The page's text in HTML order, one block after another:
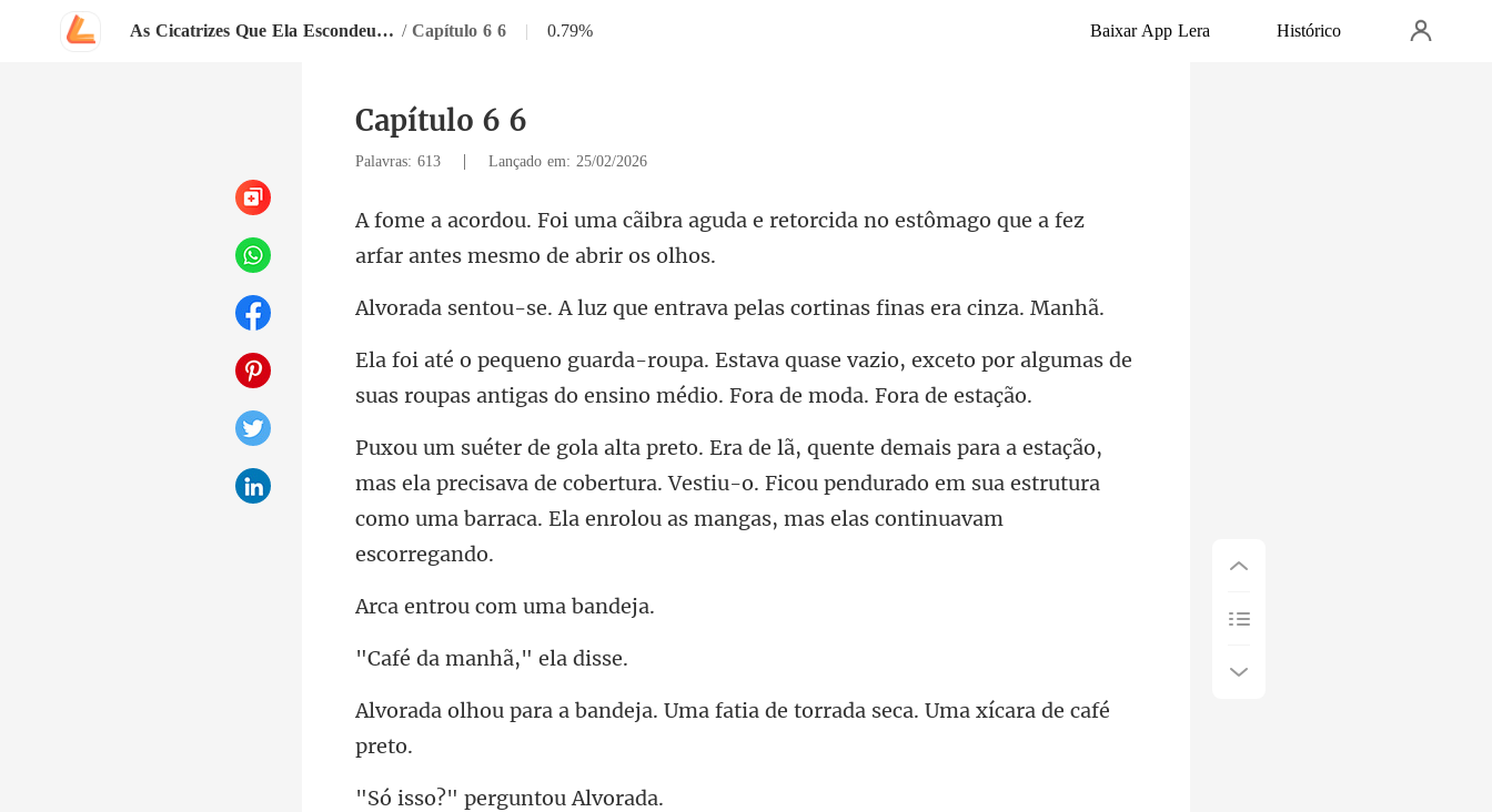
As Cicatrizes Que Ela Escondeu do Mundo / Capítulo 6 6 | 0.79% Baixar App Lera Histórico
Capítulo 6 6
Palavras: 613 | Lançado em: 25/02/2026
da e retorcida no estômago que a fez
que entrava pelas cortin
vazio, exceto por algumas de
suas roupas antiga
,
mas ela precisava de cobertura. Vestiu-o. Ficou pendurado em sua estrutur
ou com um
manhã," e
ja. Uma fatia de torrada se
perguntou